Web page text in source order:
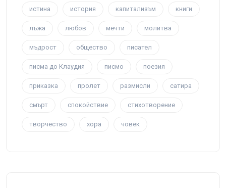
истина история капитализъм книги
лъжа любов мечти молитва
мъдрост общество писател
писма до Клаудия писмо поезия
приказка пролет размисли сатира
смърт спокойствие стихотворение
творчество хора човек